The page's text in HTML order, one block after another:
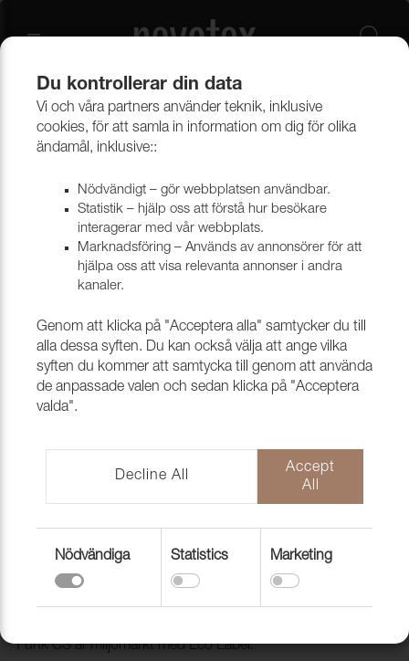
Beklädnadsmaterial Möbeltyger Alla möbeltyger
Tyg Funk CS 9719 Grass
1008517
Funk CS är miljömärkt med Eco Label.
Du kontrollerar din data
Vi och våra partners använder teknik, inklusive
cookies, för att samla in information om dig för olika
ändamål, inklusive::
Nödvändigt – gör webbplatsen användbar.
Statistik – hjälp oss att förstå hur besökare
interagerar med vår webbplats.
Marknadsföring – Används av annonsörer för att
hjälpa oss att visa relevanta annonser i andra
kanaler.
Genom att klicka på "Acceptera alla" samtycker du till
alla dessa syften. Du kan också välja att ange vilka
syften du kommer att samtycka till genom att använda
de anpassade valen och sedan klicka på "Acceptera
valda".
Decline All
Accept
All
Nödvändiga Statistics Marketing